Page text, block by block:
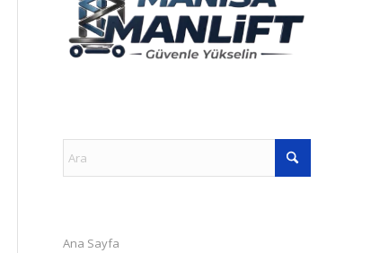
Ana Sayfa